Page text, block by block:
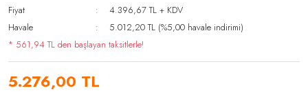
Fiyat
4.396,67 TL + KDV
Havale
5.012,20 TL (%5,00 havale indirimi)
* 561,94 TL den başlayan taksitlerle!
5.276,00 TL